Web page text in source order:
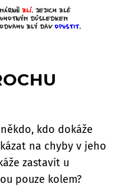
kdo dokáže
na chyby v jeho
zastavit u
pouze kolem?